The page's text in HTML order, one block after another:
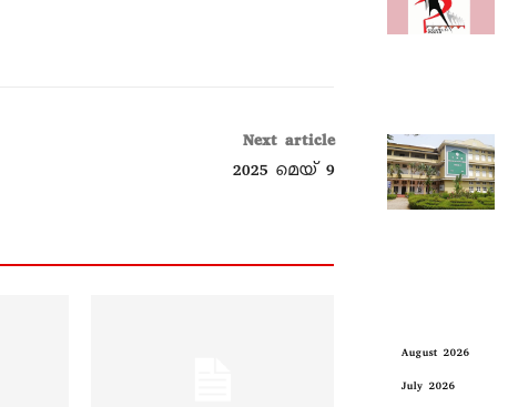
Next article
2025 മെയ്‌ 9
August 2026
July 2026